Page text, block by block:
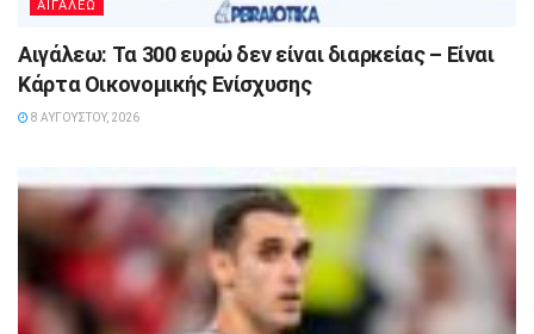
ΑΙΓΑΛΕΩ
Αιγάλεω: Τα 300 ευρώ δεν είναι διαρκείας – Είναι
Κάρτα Οικονομικής Ενίσχυσης
8 ΑΥΓΟΎΣΤΟΥ, 2026